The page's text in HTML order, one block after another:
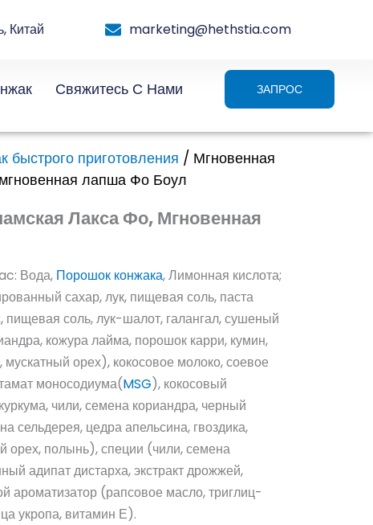
Китай marketing@hethstia.com
Свяжитесь С Нами ЗАПРОС
быстрого приготовления / Мгновенная
лапша Фо Боул
Лакса Фо, Мгновенная
Вода, Порошок конжака, Лимонная кислота;
сахар, лук, пищевая соль, паста
пищевая соль, лук-шалот, галангал, сушеный
кожура лайма, порошок карри, кумин,
мускатный орех), кокосовое молоко, соевое
моносодиума(MSG), кокосовый
чили, семена кориандра, черный
сельдерея, цедра апельсина, гвоздика,
орех, полынь), специи (чили, семена
адипат дистарха, экстракт дрожжей,
ароматизатор (рапсовое масло, триглиц-
укропа, витамин Е).